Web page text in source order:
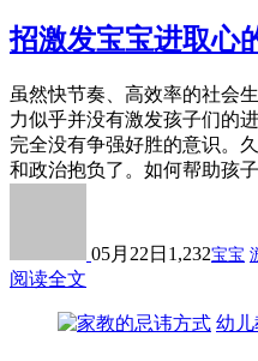
招激发宝宝进取心
虽然快节奏、高效率的社会
力似乎并没有激发孩子们的
完全没有争强好胜的意识。
和政治抱负了。如何帮助孩
05月22日 1,232宝宝
阅读全文
幼